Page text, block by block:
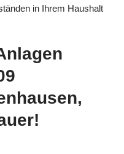
in Ihrem Haushalt